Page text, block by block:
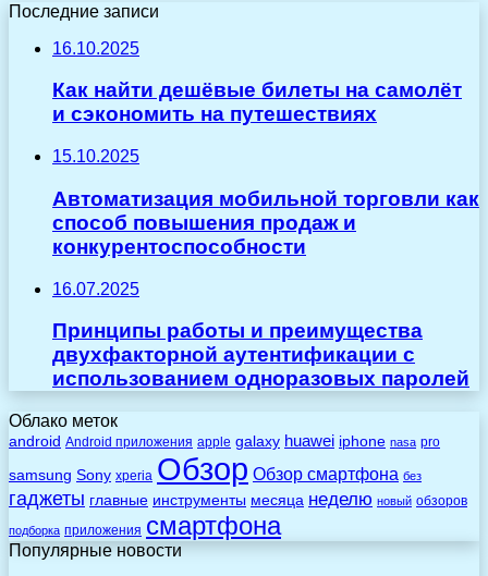
Последние записи
16.10.2025
Как найти дешёвые билеты на самолёт
и сэкономить на путешествиях
15.10.2025
Автоматизация мобильной торговли как
способ повышения продаж и
конкурентоспособности
16.07.2025
Принципы работы и преимущества
двухфакторной аутентификации с
использованием одноразовых паролей
Облако меток
android Android приложения apple galaxy huawei iphone nasa pro
samsung Sony xperia Обзор Обзор смартфона без
гаджеты главные инструменты месяца неделю новый обзоров
подборка приложения смартфона
Популярные новости